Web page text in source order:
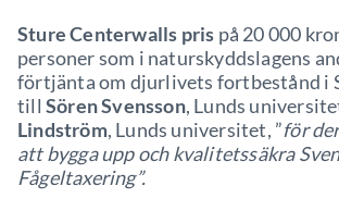
Sture Centerwalls pris på 20 000
personer som i naturskyddslagens
förtjänta om djurlivets fortbestånd i
till Sören Svensson, Lunds
Lindström, Lunds universitet, ”för
att bygga upp och kvalitetssäkra
Fågeltaxering”.